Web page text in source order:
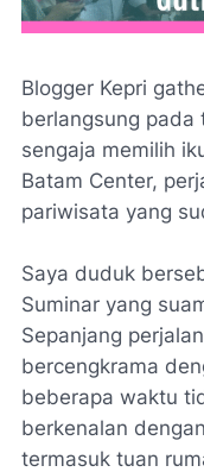
Blogger Kepri
berlangsung pada
sengaja memilih
Batam Center,
pariwisata yang
Saya duduk
Suminar yang
Sepanjang
bercengkrama
beberapa waktu
berkenalan
termasuk tuan